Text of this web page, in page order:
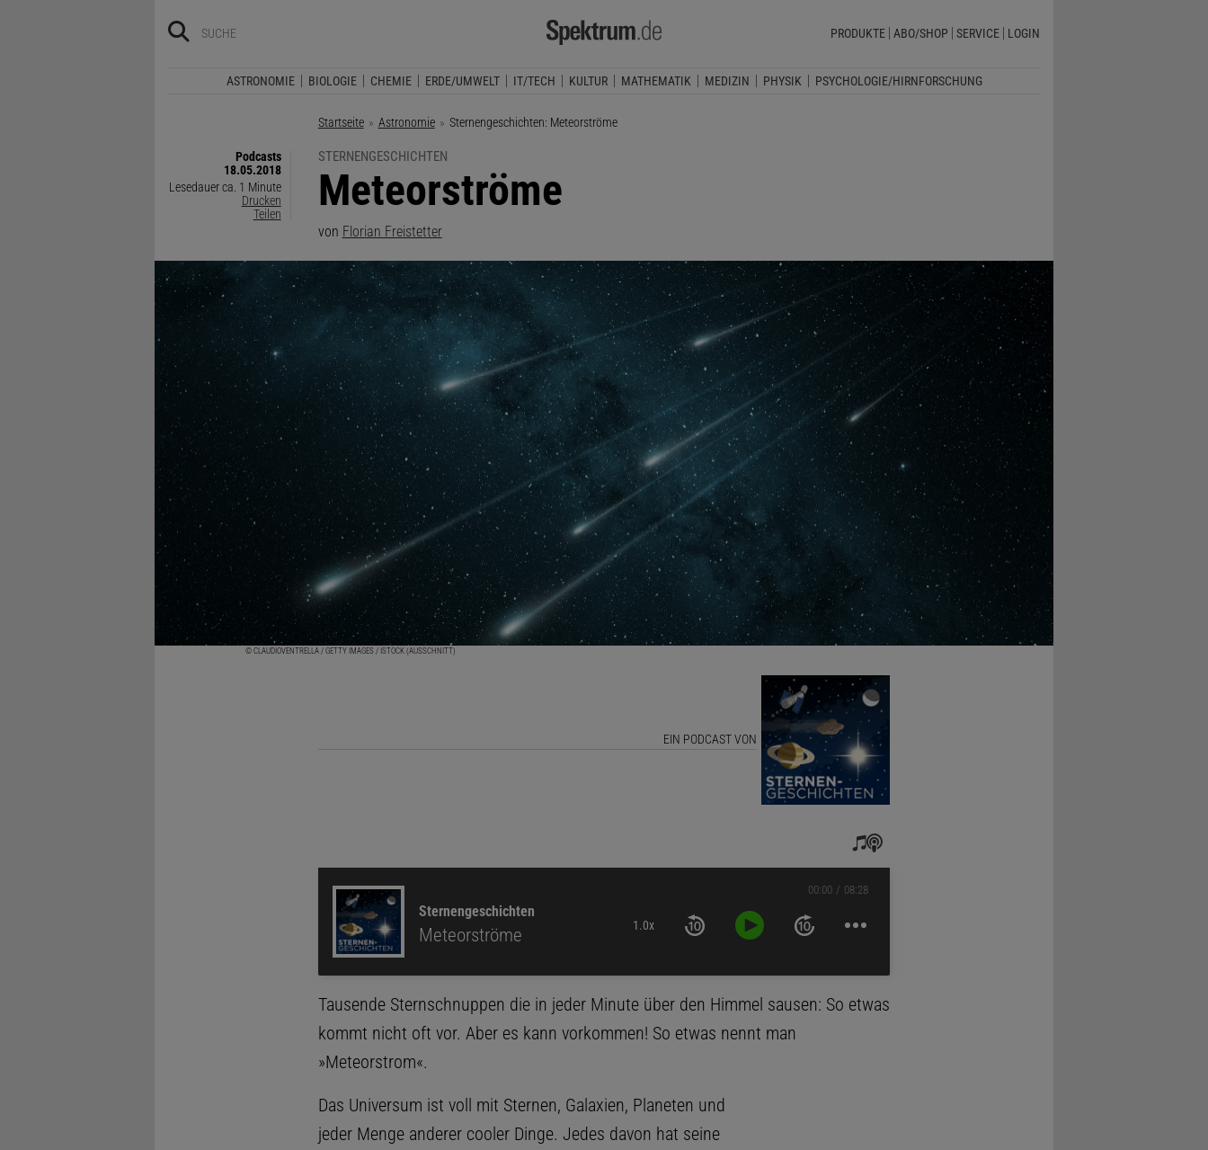
PRODUKTE ABO/SHOP SERVICE LOGIN
ASTRONOMIE BIOLOGIE CHEMIE ERDE/UMWELT IT/TECH KULTUR MATHEMATIK MEDIZIN PHYSIK PSYCHOLOGIE/HIRNFORSCHUNG
Startseite Astronomie Aktuelle Seite:
Sternengeschichten: Meteorströme
Podcasts
18.05.2018
Lesedauer ca. 1 Minute
Drucken
Teilen
STERNENGESCHICHTEN
:
Meteorströme
von Florian Freistetter
© CLAUDIOVENTRELLA / GETTY IMAGES / ISTOCK (AUSSCHNITT)
EIN PODCAST VON
Sternengeschichten
Meteorströme 1.0x
00:00 08:28
Tausende Sternschnuppen die in jeder Minute über den Himmel sausen: So etwas
kommt nicht oft vor. Aber es kann vorkommen! So etwas nennt man
»Meteorstrom«.
Das Universum ist voll mit Sternen, Galaxien, Planeten und
jeder Menge anderer cooler Dinge. Jedes davon hat seine